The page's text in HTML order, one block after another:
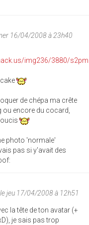
16/04/2008 à 23h40
de chépa ma crête
ou encore du cocard,
photo 'normale'
pas si y'avait des
le jeu 17/04/2008 à 12h51
la tête de ton avatar (+
je sais pas trop